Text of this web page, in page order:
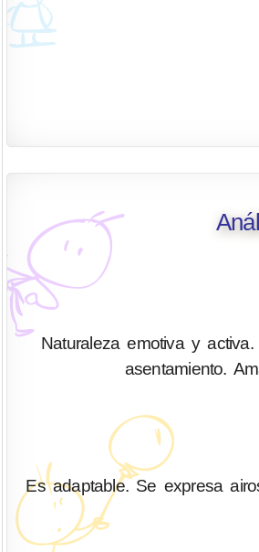
Naturaleza emotiva y
asentamiento.
Es adaptable. Se expresa